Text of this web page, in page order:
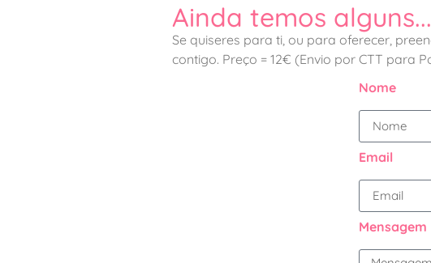
Ainda temos alguns...
Se quiseres para ti, ou para oferecer,
contigo. Preço = 12€ (Envio por CTT para
Nome
Email
Mensagem